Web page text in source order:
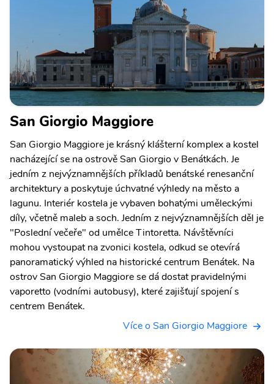
San Giorgio Maggiore
San Giorgio Maggiore je krásný klášterní komplex a kostel
nacházející se na ostrově San Giorgio v Benátkách. Je
jedním z nejvýznamnějších příkladů benátské renesanční
architektury a poskytuje úchvatné výhledy na město a
lagunu. Interiér kostela je vybaven bohatými uměleckými
díly, včetně maleb a soch. Jedním z nejvýznamnějších děl je
"Poslední večeře" od umělce Tintoretta. Návštěvníci
mohou vystoupat na zvonici kostela, odkud se otevírá
panoramatický výhled na historické centrum Benátek. Na
ostrov San Giorgio Maggiore se dá dostat pravidelnými
vaporetto (vodními autobusy), které zajišťují spojení s
centrem Benátek.
Více o San Giorgio Maggiore